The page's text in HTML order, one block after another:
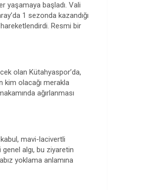
yaşamaya başladı. Vali
1 sezonda kazandığı
Resmi bir
olan Kütahyaspor’da,
kim olacağı merakla
ağırlanması
mavi-lacivertli
algı, bu ziyaretin
yoklama anlamına